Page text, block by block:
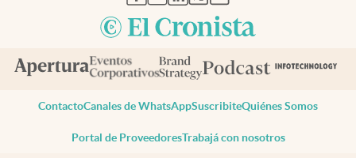
ContactoCanales de WhatsAppSuscribiteQuiénes Somos
Portal de ProveedoresTrabajá con nosotros